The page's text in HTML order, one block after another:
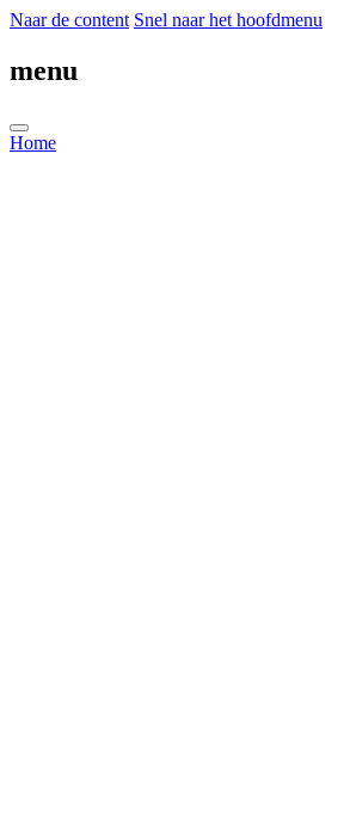
Naar de content Snel naar het hoofdmenu
menu
Home